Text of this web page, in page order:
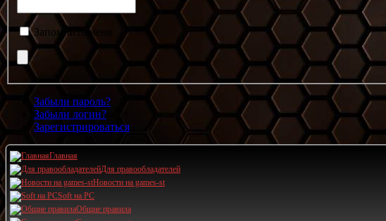
Запомнить меня
Забыли пароль?
Забыли логин?
Зарегистрироваться
Главная
Для правообладателей
Новости на games-st
Soft на PC
Общие правила